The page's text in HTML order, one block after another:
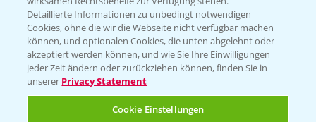
Beratung auf WhatsApp
T.+49 (0)174 346 564 1
KONTAKT
Detaillierte Informationen zu unbedingt notwendigen
Cookies, ohne die wir die Webseite nicht verfügbar machen
können, und optionalen Cookies, die unten abgelehnt oder
akzeptiert werden können, und wie Sie Ihre Einwilligungen
jeder Zeit ändern oder zurückziehen können, finden Sie in
unserer Privacy Statement
Cookie Einstellungen